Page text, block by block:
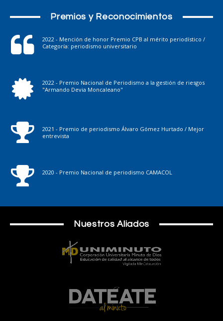
Premios y Reconocimientos
2022 - Mención de honor Premio CPB al mérito periodístico /
Categoría: periodismo universitario
2022 - Premio Nacional de Periodismo a la gestión de riesgos
"Armando Devia Moncaleano"
2021 - Premio de periodismo Álvaro Gómez Hurtado / Mejor
entrevista
2020 - Premio Nacional de periodismo CAMACOL
Nuestros Aliados